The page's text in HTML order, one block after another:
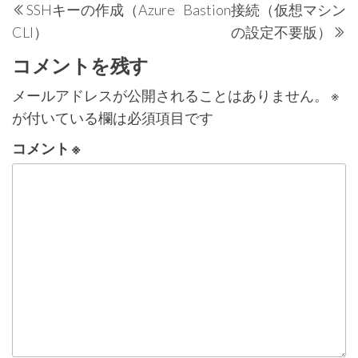
稿
ナ
ビ
ゲ
ー
シ
去
の
投
SSHキーの作成（Azure
CLI）
Bastion接続（仮想マシン
の設定不要版）
コメントを残す
メールアドレスが公開されることはありません。
※
が付いている欄は必須項目です
コメント ※